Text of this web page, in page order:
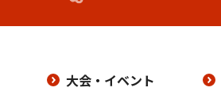
大会・イベント